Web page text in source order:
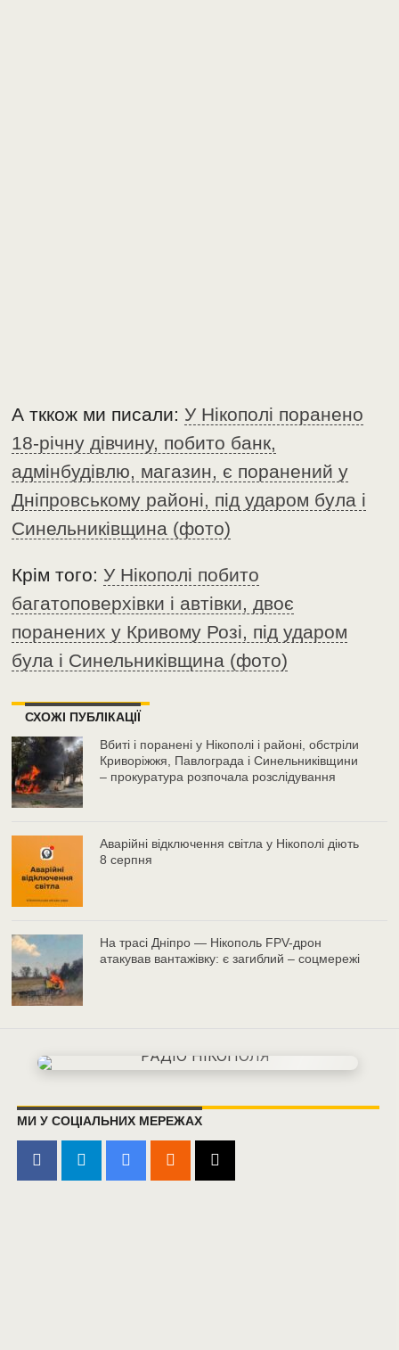
А тккож ми писали:У Нікополі поранено
18-річну дівчину, побито банк,
адмінбудівлю, магазин, є поранений у
Дніпровському районі, під ударом була і
Синельниківщина (фото)
Крім того:У Нікополі побито
багатоповерхівки і автівки, двоє
поранених у Кривому Розі, під ударом
була і Синельниківщина (фото)
СХОЖІ ПУБЛІКАЦІЇ
Вбиті і поранені у Нікополі і районі, обстріли
Криворіжжя, Павлограда і Синельниківщини
– прокуратура розпочала розслідування
Аварійні відключення світла у Нікополі діють
8 серпня
На трасі Дніпро — Нікополь FPV-дрон
атакував вантажівку: є загиблий – соцмережі
МИ У СОЦІАЛЬНИХ МЕРЕЖАХ